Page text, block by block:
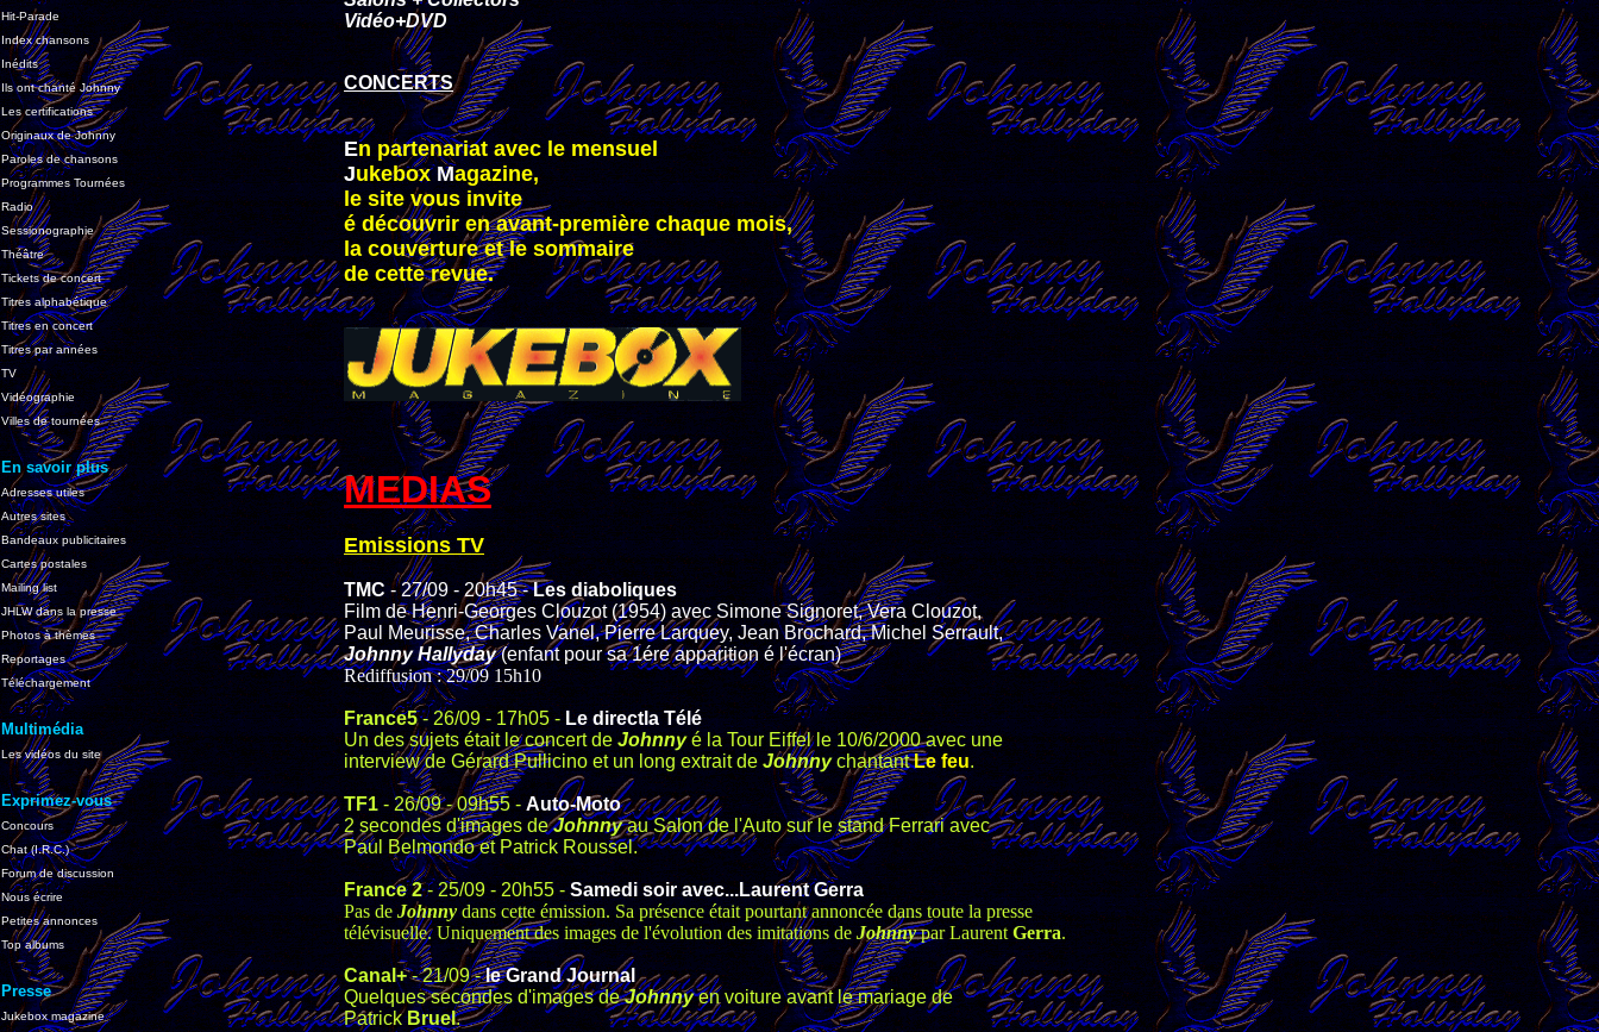
Hit-Parade
Index chansons
Inédits
Ils ont chanté Johnny
Les certifications
Originaux de Johnny
Paroles de chansons
Programmes Tournées
Radio
Sessionographie
Théâtre
Tickets de concert
Titres alphabétique
Titres en concert
Titres par années
TV
Vidéographie
Villes de tournées
En savoir plus
Adresses utiles
Autres sites
Bandeaux publicitaires
Cartes postales
Mailing list
JHLW dans la presse
Photos à thèmes
Reportages
Téléchargement
Multimédia
Les vidéos du site
Exprimez-vous
Concours
Chat (I.R.C.)
Forum de discussion
Nous écrire
Petites annonces
Top albums
Presse
Jukebox magazine
Vidéo+DVD
CONCERTS
En partenariat avec le mensuel
JukeboxMagazine,
le site vous invite
é découvrir en avant-première chaque mois,
la couverture et le sommaire
de cette revue.
MEDIAS
Emissions TV
TMC- 27/09 - 20h45 -Les diaboliques
Film de Henri-Georges Clouzot (1954) avec Simone Signoret, Vera Clouzot,
Paul Meurisse, Charles Vanel, Pierre Larquey, Jean Brochard, Michel Serrault,
Johnny Hallyday(enfant pour sa 1ére apparition é l'écran)
Rediffusion : 29/09 15h10
France5- 26/09 - 17h05 -Le directla Télé
Un des sujets était le concert deJohnnyé la Tour Eiffel le 10/6/2000 avec une
interview de Gérard Pullicino et un long extrait deJohnnychantantLe feu.
TF1- 26/09 - 09h55 - Auto-Moto
2 secondes d'images deJohnnyau Salon de l'Auto sur le stand Ferrari avec
Paul Belmondo et Patrick Roussel.
France 2- 25/09 - 20h55 -Samedi soir avec...Laurent Gerra
Pas deJohnnydans cette émission. Sa présence était pourtant annoncée dans toute la presse
télévisuelle. Uniquement des images de l'évolution des imitations deJohnnypar Laurent Gerra.
Canal+- 21/09 -le Grand Journal
Quelques secondes d'images deJohnnyen voiture avant le mariage de
PatrickBruel.